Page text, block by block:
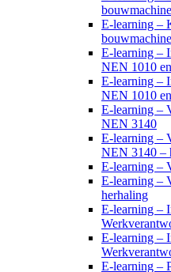
E-learning –
E-learning –
NEN 1010
E-learning –
NEN 1010
E-learning –
NEN 3140
E-learning –
NEN 3140 –
E-learning –
E-learning –
herhaling
E-learning –
E-learning –
E-learning –